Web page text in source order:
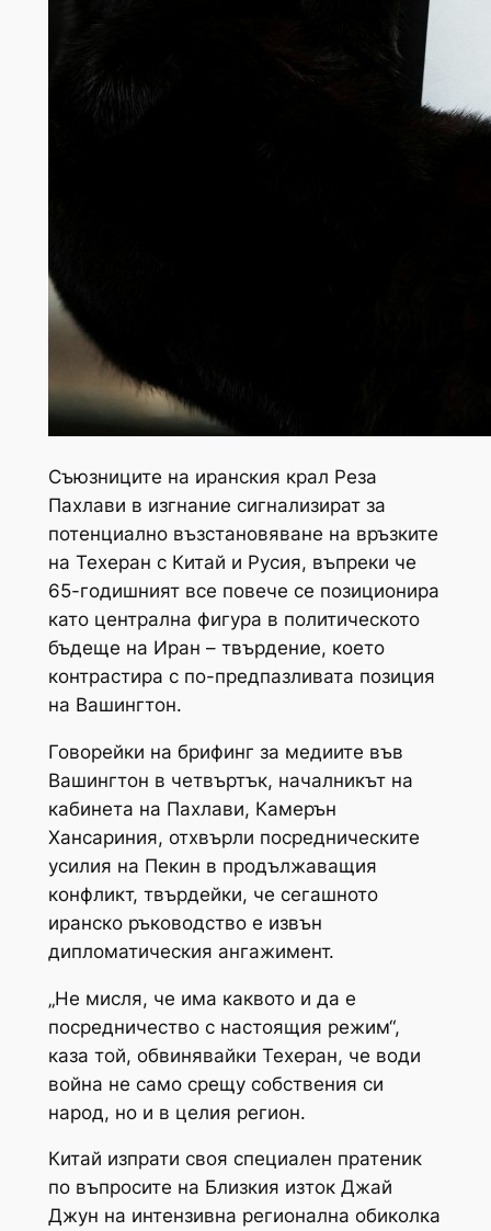
Съюзниците на иранския крал Реза
Пахлави в изгнание сигнализират за
потенциално възстановяване на връзките
на Техеран с Китай и Русия, въпреки че
65-годишният все повече се позиционира
като централна фигура в политическото
бъдеще на Иран – твърдение, което
контрастира с по-предпазливата позиция
на Вашингтон.
Говорейки на брифинг за медиите във
Вашингтон в четвъртък, началникът на
кабинета на Пахлави, Камерън
Хансариния, отхвърли посредническите
усилия на Пекин в продължаващия
конфликт, твърдейки, че сегашното
иранско ръководство е извън
дипломатическия ангажимент.
„Не мисля, че има каквото и да е
посредничество с настоящия режим“,
каза той, обвинявайки Техеран, че води
война не само срещу собствения си
народ, но и в целия регион.
Китай изпрати своя специален пратеник
по въпросите на Близкия изток Джай
Джун на интензивна регионална обиколка